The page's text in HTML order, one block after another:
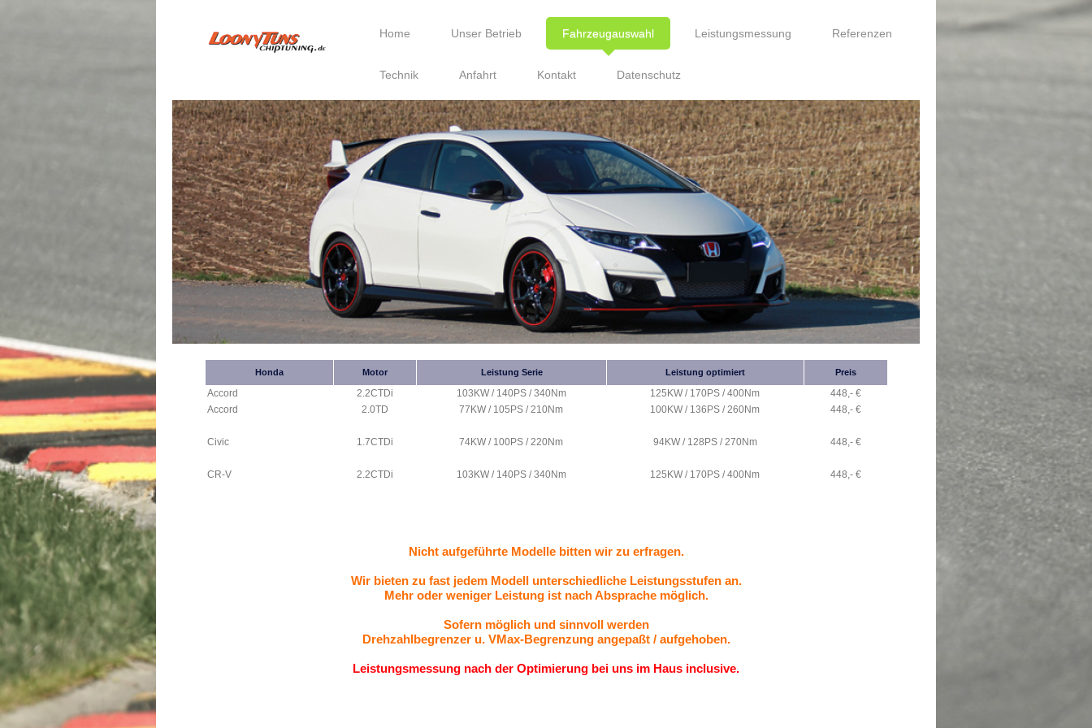
Home Unser Betrieb Fahrzeugauswahl Leistungsmessung Referenzen
Technik Anfahrt Kontakt Datenschutz
Honda Motor Leistung Serie Leistung optimiert Preis
Accord 2.2CTDi 103KW / 140PS / 340Nm 125KW / 170PS / 400Nm
448,- €
Accord
2.0TD 77KW / 105PS / 210Nm 100KW / 136PS / 260Nm 448,- €
Civic 1.7CTDi 74KW / 100PS / 220Nm 94KW / 128PS / 270Nm 448,- €
CR-V 2.2CTDi 103KW / 140PS / 340Nm 125KW / 170PS / 400Nm 448,- €
Nicht aufgeführte Modelle bitten wir zu erfragen.
Wir bieten zu fast jedem Modell unterschiedliche Leistungsstufen an.
Mehr oder weniger Leistung ist nach Absprache möglich.
Sofern möglich und sinnvoll werden
Drehzahlbegrenzer u. VMax-Begrenzung angepaßt / aufgehoben.
Leistungsmessung nach der Optimierung bei uns im Haus inclusive.